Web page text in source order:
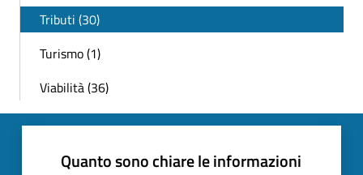
Tributi (30)
Turismo (1)
Viabilità (36)
Quanto sono chiare le informazioni